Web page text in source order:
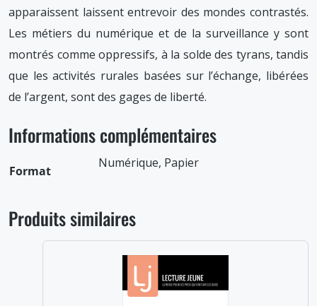
apparaissent laissent entrevoir des mondes contrastés.
Les métiers du numérique et de la surveillance y sont
montrés comme oppressifs, à la solde des tyrans, tandis
que les activités rurales basées sur l’échange, libérées
de l’argent, sont des gages de liberté.
Informations complémentaires
Format
Numérique, Papier
Produits similaires